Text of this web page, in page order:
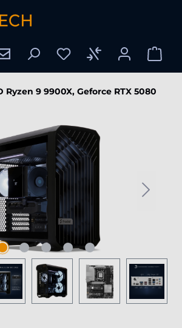
9 9900X, Geforce RTX 5080
di immagini